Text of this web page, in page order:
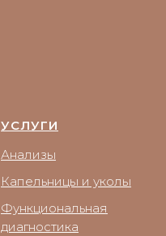
УСЛУГИ
Анализы
Капельницы и уколы
Функциональная
диагностика